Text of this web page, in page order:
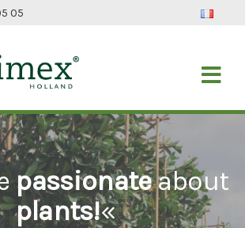
05
passionateabout
plants!«